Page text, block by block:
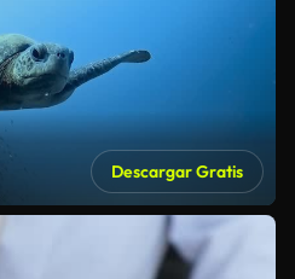
Descargar Gratis